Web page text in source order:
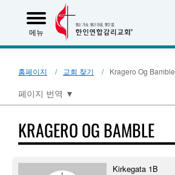
메뉴
홈페이지 교회 찾기 Kragero Og Bamble
페이지 번역 ▼
KRAGERO OG BAMBLE
Kirkegata 1B